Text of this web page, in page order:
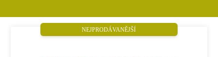
NEJPRODÁVANĚJŠÍ